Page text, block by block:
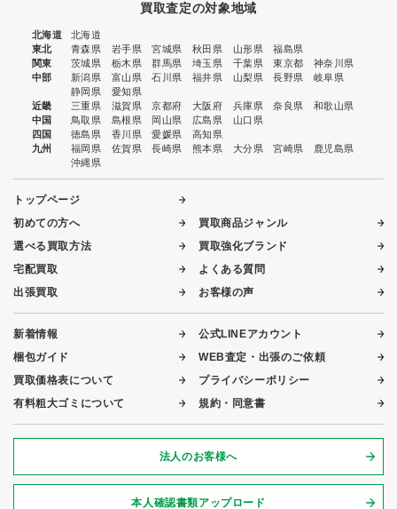
買取査定の対象地域
北海道
北海道
東北
青森県 岩手県 宮城県 秋田県 山形県
福島県
関東
茨城県 栃木県 群馬県 埼玉県 千葉県 東京都
神奈川県
中部
新潟県 富山県 石川県 福井県 山梨県 長野県
岐阜県
静岡県
愛知県
近畿
三重県 滋賀県 京都府 大阪府 兵庫県 奈良県
和歌山県
中国
鳥取県 島根県 岡山県 広島県
山口県
四国
徳島県 香川県 愛媛県
高知県
九州
福岡県 佐賀県 長崎県 熊本県 大分県 宮崎県
鹿児島県
沖縄県
トップページ
初めての方へ
選べる買取方法
宅配買取
出張買取
買取商品ジャンル
買取強化ブランド
よくある質問
お客様の声
新着情報
梱包ガイド
買取価格表について
有料粗大ゴミについて
公式LINEアカウント
WEB査定・出張のご依頼
プライバシーポリシー
規約・同意書
法人のお客様へ
本人確認書類アップロード